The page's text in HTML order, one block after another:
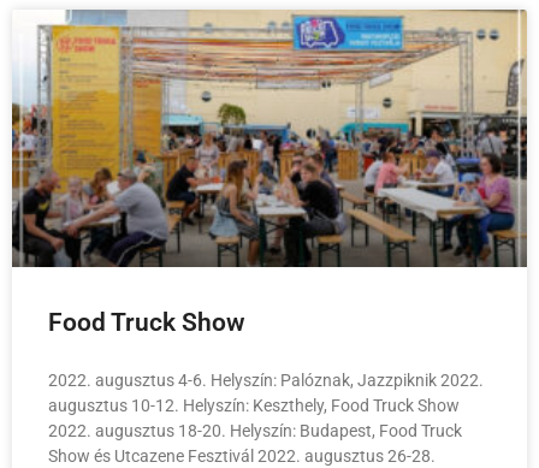
Food Truck Show
2022. augusztus 4-6. Helyszín: Palóznak, Jazzpiknik 2022.
augusztus 10-12. Helyszín: Keszthely, Food Truck Show
2022. augusztus 18-20. Helyszín: Budapest, Food Truck
Show és Utcazene Fesztivál 2022. augusztus 26-28.